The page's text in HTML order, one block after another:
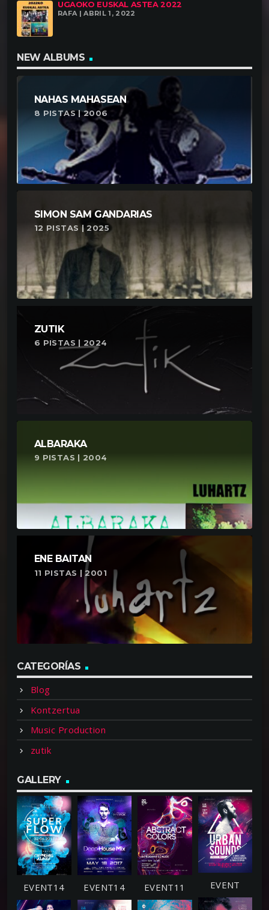
UGAOKO EUSKAL ASTEA 2022
RAFA | ABRIL 1, 2022
NEW ALBUMS
NAHAS MAHASEAN
8 PISTAS | 2006
SIMON SAM GANDARIAS
12 PISTAS | 2025
ZUTIK
6 PISTAS | 2024
ALBARAKA
9 PISTAS | 2004
ENE BAITAN
11 PISTAS | 2001
CATEGORÍAS
Blog
Kontzertua
Music Production
zutik
GALLERY